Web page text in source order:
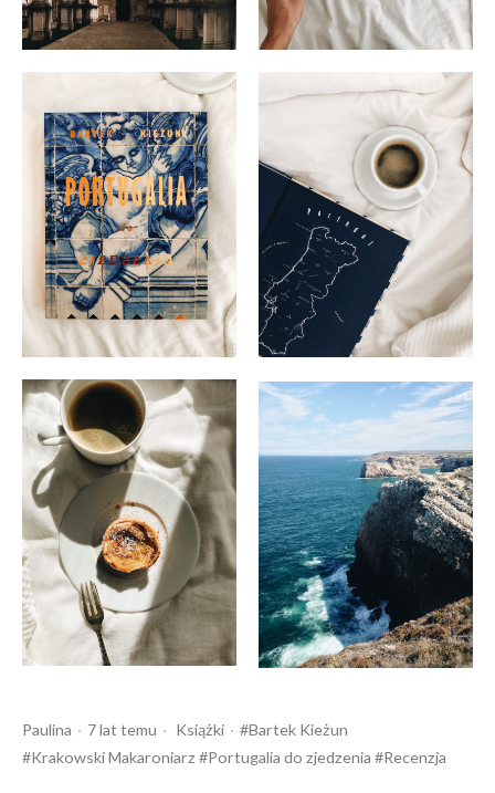
Opublikowany
przez
Paulina 7 lat temu
Opublikowany
w
Książki Tagi:
Bartek Kieżun
Krakowski Makaroniarz
Portugalia do zjedzenia Recenzja